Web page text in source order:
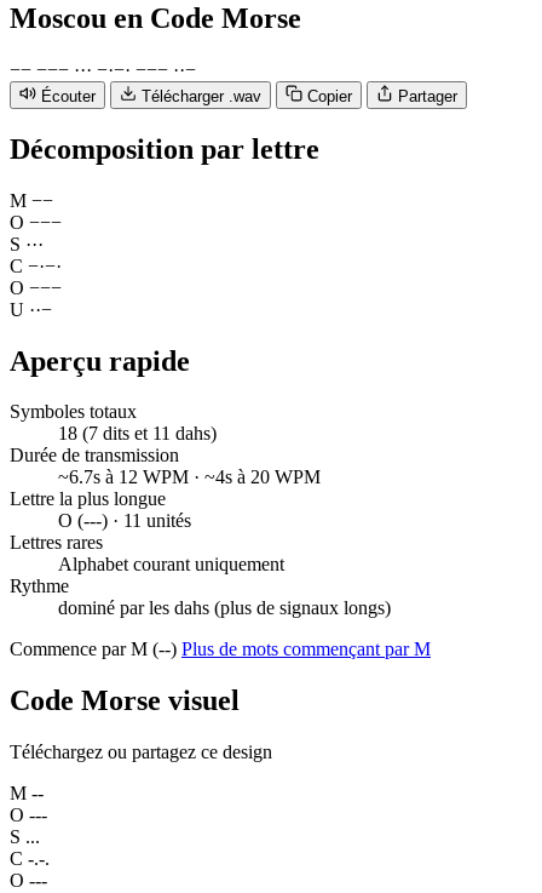
Moscou en Code Morse
−− −−− ··· −·−· −−− ··−
Écouter Télécharger .wav Copier Partager
Décomposition par lettre
M −−
O −−−
S ···
C −·−·
O −−−
U ··−
Aperçu rapide
Symboles totaux
18 (7 dits et 11 dahs)
Durée de transmission
~6.7s à 12 WPM · ~4s à 20 WPM
Lettre la plus longue
O (---) · 11 unités
Lettres rares
Alphabet courant uniquement
Rythme
dominé par les dahs (plus de signaux longs)
Commence par M (--) Plus de mots commençant par M
Code Morse visuel
Téléchargez ou partagez ce design
M --
O ---
S ...
C -.-.
O ---